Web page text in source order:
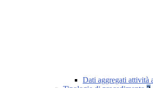
Dati aggregati attività